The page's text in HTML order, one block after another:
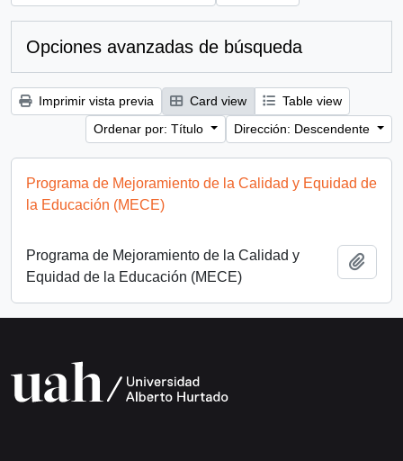
Opciones avanzadas de búsqueda
Imprimir vista previa Card view
Table view
Ordenar por: Título
Dirección: Descendente
Programa de Mejoramiento de la Calidad y Equidad de
la Educación (MECE)
Programa de Mejoramiento de la Calidad y
Equidad de la Educación (MECE)